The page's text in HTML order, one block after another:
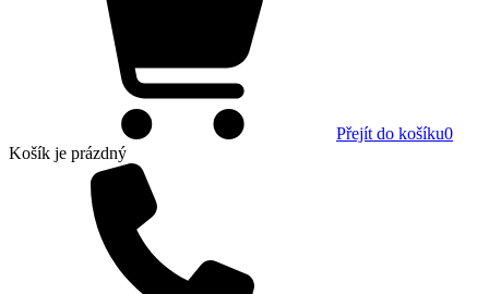
Přejít do košíku0
Košík je prázdný